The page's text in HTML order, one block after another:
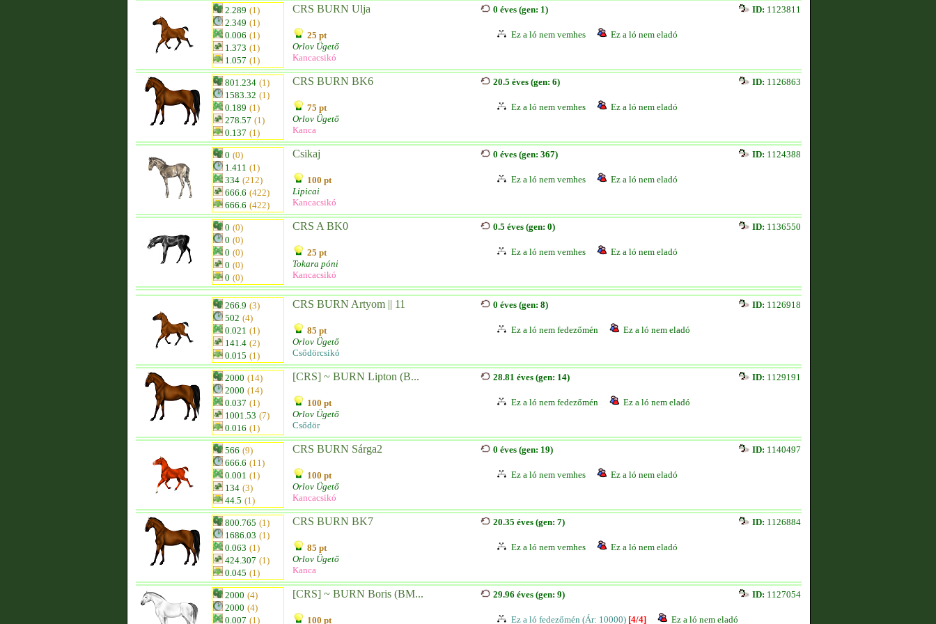
2.289 (1)
2.349 (1)
0.006 (1)
1.373 (1)
1.057 (1)
CRS BURN Ulja
25 pt
Orlov Ügető
Kancacsikó
0 éves (gen: 1) ID: 1123811
Ez a ló nem vemhes Ez a ló nem eladó
801.234 (1)
1583.32 (1)
0.189 (1)
278.57 (1)
0.137 (1)
CRS BURN BK6
75 pt
Orlov Ügető
Kanca
20.5 éves (gen: 6) ID: 1126863
Ez a ló nem vemhes Ez a ló nem eladó
0 (0)
1.411 (1)
334 (212)
666.6 (422)
666.6 (422)
Csikaj
100 pt
Lipicai
Kancacsikó
0 éves (gen: 367) ID: 1124388
Ez a ló nem vemhes Ez a ló nem eladó
0 (0)
0 (0)
0 (0)
0 (0)
0 (0)
CRS A BK0
25 pt
Tokara póni
Kancacsikó
0.5 éves (gen: 0) ID: 1136550
Ez a ló nem vemhes Ez a ló nem eladó
266.9 (3)
502 (4)
0.021 (1)
141.4 (2)
0.015 (1)
CRS BURN Artyom || 11
85 pt
Orlov Ügető
Csődörcsikó
0 éves (gen: 8) ID: 1126918
Ez a ló nem fedezőmén Ez a ló nem eladó
2000 (14)
2000 (14)
0.037 (1)
1001.53 (7)
0.016 (1)
[CRS] ~ BURN Lipton (B...
100 pt
Orlov Ügető
Csődör
28.81 éves (gen: 14) ID: 1129191
Ez a ló nem fedezőmén Ez a ló nem eladó
566 (9)
666.6 (11)
0.001 (1)
134 (3)
44.5 (1)
CRS BURN Sárga2
100 pt
Orlov Ügető
Kancacsikó
0 éves (gen: 19) ID: 1140497
Ez a ló nem vemhes Ez a ló nem eladó
800.765 (1)
1686.03 (1)
0.063 (1)
424.307 (1)
0.045 (1)
CRS BURN BK7
85 pt
Orlov Ügető
Kanca
20.35 éves (gen: 7) ID: 1126884
Ez a ló nem vemhes Ez a ló nem eladó
2000 (4)
2000 (4)
0.007 (1)
[CRS] ~ BURN Boris (BM...
100 pt
29.96 éves (gen: 9) ID: 1127054
Ez a ló fedezőmén (Ár: 10000) [4/4] Ez a ló nem eladó